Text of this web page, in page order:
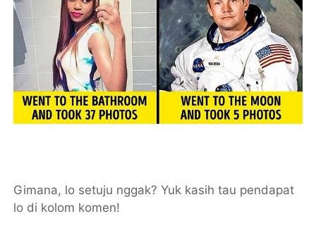
Gimana, lo setuju nggak? Yuk kasih tau pendapat
lo di kolom komen!